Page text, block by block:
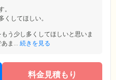
くしてほしい。
う少し多くしてほしいと思いま
ま... 続きを見る
料金見積もり